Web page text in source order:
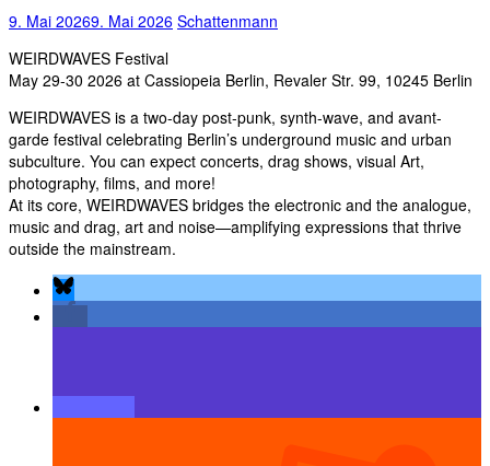
9. Mai 20269. Mai 2026 Schattenmann
WEIRDWAVES Festival
May 29-30 2026 at Cassiopeia Berlin, Revaler Str. 99, 10245 Berlin
WEIRDWAVES is a two-day post-punk, synth-wave, and avant-
garde festival celebrating Berlin’s underground music and urban
subculture. You can expect concerts, drag shows, visual Art,
photography, films, and more!
At its core, WEIRDWAVES bridges the electronic and the analogue,
music and drag, art and noise—amplifying expressions that thrive
outside the mainstream.